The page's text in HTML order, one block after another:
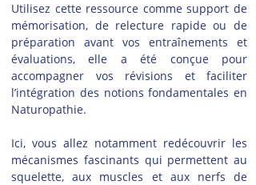
Utilisez cette ressource comme support de
mémorisation, de relecture rapide ou de
préparation avant vos entraînements et
évaluations, elle a été conçue pour
accompagner vos révisions et faciliter
l’intégration des notions fondamentales en
Naturopathie.
Ici, vous allez notamment redécouvrir les
mécanismes fascinants qui permettent au
squelette, aux muscles et aux nerfs de